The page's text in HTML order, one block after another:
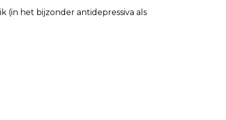
(in het bijzonder antidepressiva als